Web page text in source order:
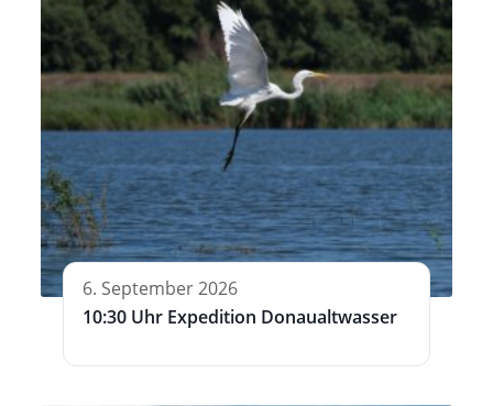
6. September 2026
10:30 Uhr Expedition Donaualtwasser